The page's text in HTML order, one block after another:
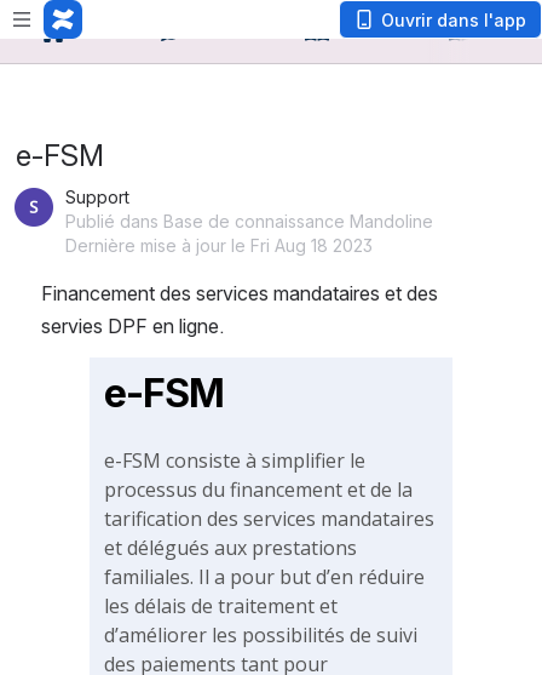
Ouvrir dans l'app
e-FSM
Support
Publié dans Base de connaissance Mandoline
Dernière mise à jour le Fri Aug 18 2023
Financement des services mandataires et des
servies DPF en ligne.